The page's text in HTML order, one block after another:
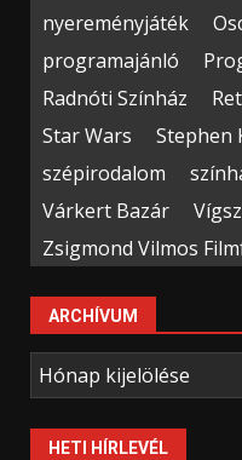
nyereményjáték
programajánló
Radnóti Színház
Star Wars
Stephen
szépirodalom
Várkert Bazár
Zsigmond Vilmos
ARCHÍVUM
Archívum
HETI HÍRLEVÉL